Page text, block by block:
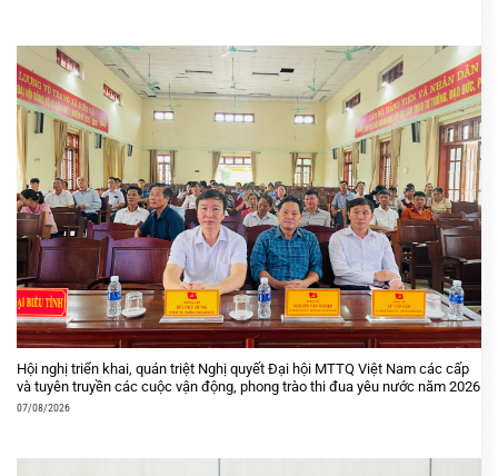
Hội nghị triển khai, quán triệt Nghị quyết Đại hội MTTQ Việt Nam các cấp
và tuyên truyền các cuộc vận động, phong trào thi đua yêu nước năm 2026
07/08/2026